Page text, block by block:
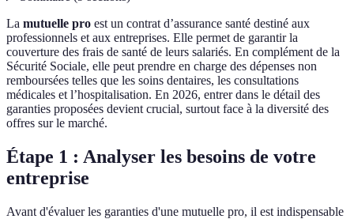
La mutuelle pro est un contrat d’assurance santé destiné aux
professionnels et aux entreprises. Elle permet de garantir la
couverture des frais de santé de leurs salariés. En complément de la
Sécurité Sociale, elle peut prendre en charge des dépenses non
remboursées telles que les soins dentaires, les consultations
médicales et l’hospitalisation. En 2026, entrer dans le détail des
garanties proposées devient crucial, surtout face à la diversité des
offres sur le marché.
Étape 1 : Analyser les besoins de votre
entreprise
Avant d'évaluer les garanties d'une mutuelle pro, il est indispensable